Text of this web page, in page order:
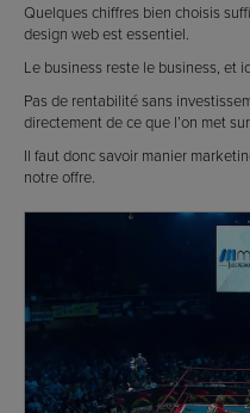
Quelques chiffres bien choisis
design web est essentiel.
Le business reste le business, et
Pas de rentabilité sans
directement de ce que l’on met
Il faut donc savoir manier
notre offre.